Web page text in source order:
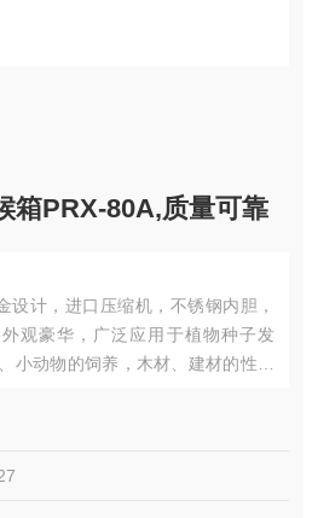
箱PRX-80A,质量可靠
设计，进口压缩机，不锈钢内胆，
观豪华，广泛应用于植物种子发
小动物的饲养，木材、建材的性能